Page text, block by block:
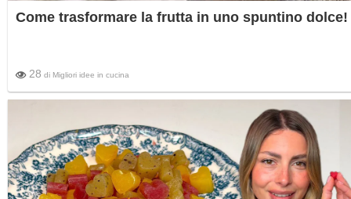
Come trasformare la frutta in uno spuntino dolce!
28 di Migliori idee in cucina